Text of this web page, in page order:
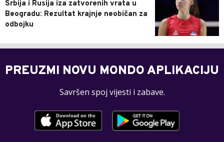
Srbija i Rusija iza zatvorenih vrata u
Beogradu: Rezultat krajnje neobičan za
odbojku
PREUZMI NOVU MONDO APLIKACIJU
Savršen spoj vijesti i zabave.